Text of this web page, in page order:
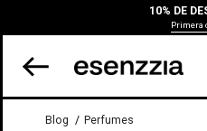
10% DE
Primera
Blog Perfumes